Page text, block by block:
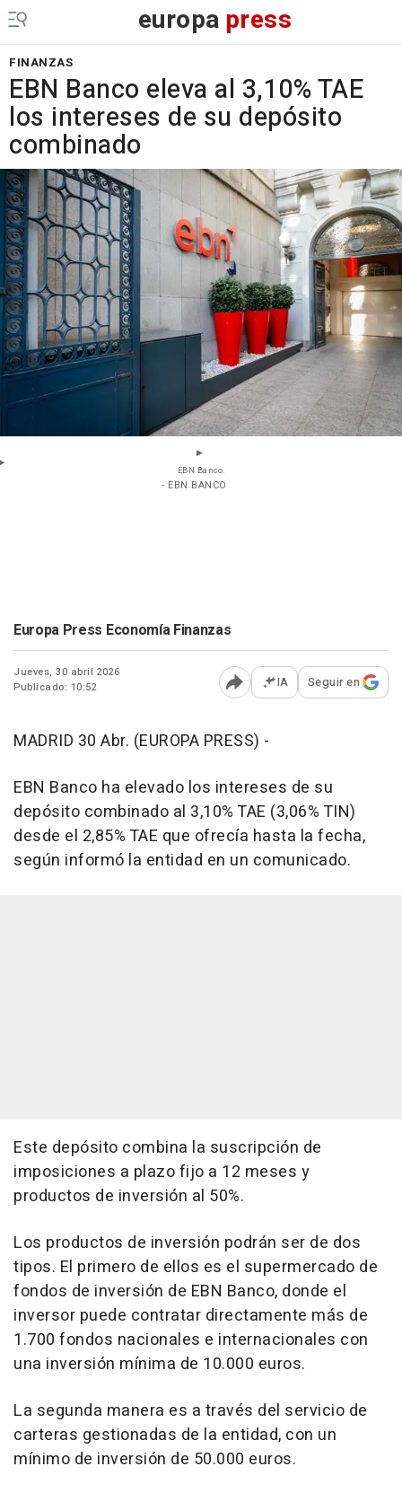
europa press
FINANZAS
EBN Banco eleva al 3,10% TAE
los intereses de su depósito
combinado
EBN Banco.
- EBN BANCO
Europa Press Economía Finanzas
Jueves, 30 abril 2026
Publicado: 10:52
Abrir opciones para
IA Seguir en
MADRID 30 Abr. (EUROPA PRESS) -
EBN Banco ha elevado los intereses de su
depósito combinado al 3,10% TAE (3,06% TIN)
desde el 2,85% TAE que ofrecía hasta la fecha,
según informó la entidad en un comunicado.
Este depósito combina la suscripción de
imposiciones a plazo fijo a 12 meses y
productos de inversión al 50%.
Los productos de inversión podrán ser de dos
tipos. El primero de ellos es el supermercado de
fondos de inversión de EBN Banco, donde el
inversor puede contratar directamente más de
1.700 fondos nacionales e internacionales con
una inversión mínima de 10.000 euros.
La segunda manera es a través del servicio de
carteras gestionadas de la entidad, con un
mínimo de inversión de 50.000 euros.